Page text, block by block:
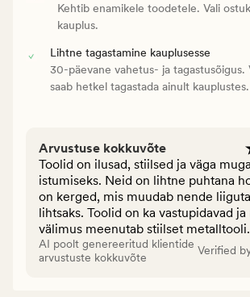
Kehtib enamikele toodetele. Vali
kauplus.
Lihtne tagastamine kauplusesse
30-päevane vahetus- ja tagastusõigus.
saab hetkel tagastada ainult kauplustes.
Arvustuse kokkuvõte
Toolid on ilusad, stiilsed ja väga
istumiseks. Neid on lihtne puhtana
on kerged, mis muudab nende
lihtsaks. Toolid on ka vastupidavad ja
välimus meenutab stiilset metalltooli.
AI poolt genereeritud klientide
arvustuste kokkuvõte
Verified